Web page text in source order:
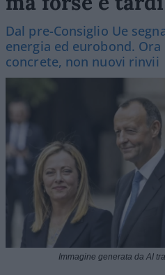
Dal pre-Consiglio Ue
energia ed eurobond.
concrete, non nuovi rinvii
Immagine generata da AI